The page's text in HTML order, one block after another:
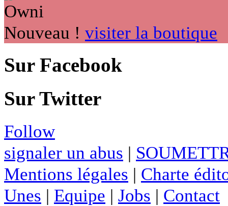
Nouveau ! visiter la boutique
Sur Facebook
Sur Twitter
Follow
signaler un abus |
Mentions légales | Charte
Unes | Equipe | Jobs | Contact